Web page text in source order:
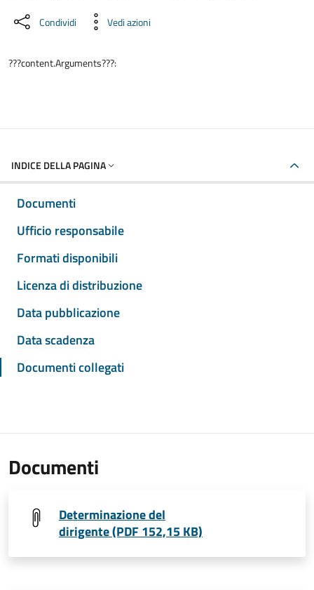
Condividi Vedi azioni
???content.Arguments???:
INDICE DELLA PAGINA
Documenti
Ufficio responsabile
Formati disponibili
Licenza di distribuzione
Data pubblicazione
Data scadenza
Documenti collegati
Documenti
Determinazione del
dirigente (PDF 152,15 KB)